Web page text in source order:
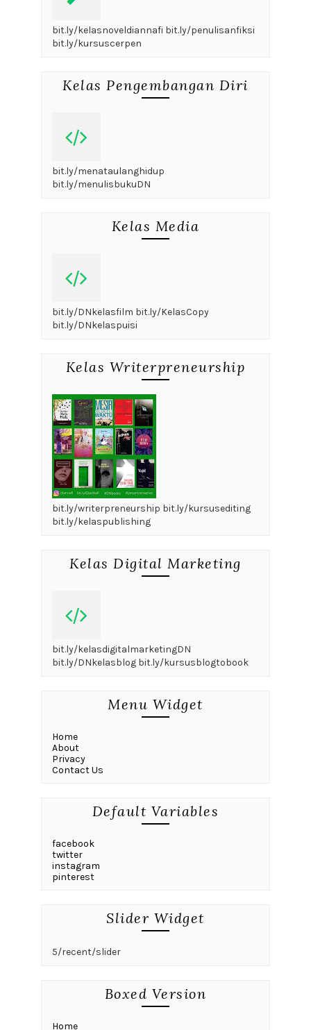
bit.ly/kelasnoveldiannafi bit.ly/penulisanfiksi
bit.ly/kursuscerpen
Kelas Pengembangan Diri
bit.ly/menataulanghidup
bit.ly/menulisbukuDN
Kelas Media
bit.ly/DNkelasfilm bit.ly/KelasCopy
bit.ly/DNkelaspuisi
Kelas Writerpreneurship
bit.ly/writerpreneurship bit.ly/kursusediting
bit.ly/kelaspublishing
Kelas Digital Marketing
bit.ly/kelasdigitalmarketingDN
bit.ly/DNkelasblog bit.ly/kursusblogtobook
Menu Widget
Home
About
Privacy
Contact Us
Default Variables
facebook
twitter
instagram
pinterest
Slider Widget
5/recent/slider
Boxed Version
Home